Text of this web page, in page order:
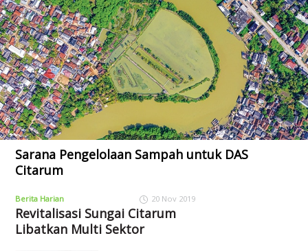
Sarana Pengelolaan Sampah untuk DAS
Citarum
Berita Harian 20 Nov 2019
Revitalisasi Sungai Citarum
Libatkan Multi Sektor